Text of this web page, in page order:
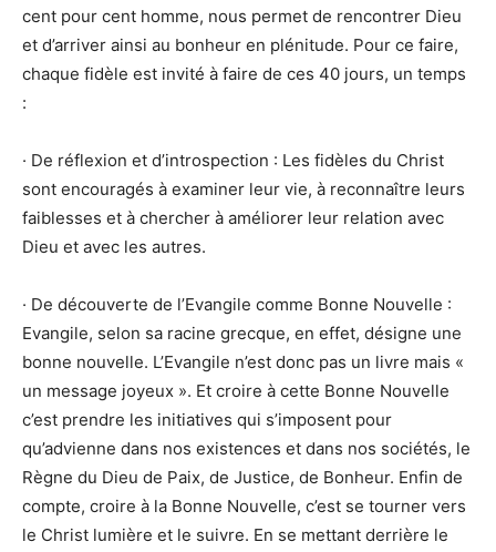
cent pour cent homme, nous permet de rencontrer Dieu
et d’arriver ainsi au bonheur en plénitude. Pour ce faire,
chaque fidèle est invité à faire de ces 40 jours, un temps
:
· De réflexion et d’introspection : Les fidèles du Christ
sont encouragés à examiner leur vie, à reconnaître leurs
faiblesses et à chercher à améliorer leur relation avec
Dieu et avec les autres.
· De découverte de l’Evangile comme Bonne Nouvelle :
Evangile, selon sa racine grecque, en effet, désigne une
bonne nouvelle. L’Evangile n’est donc pas un livre mais «
un message joyeux ». Et croire à cette Bonne Nouvelle
c’est prendre les initiatives qui s’imposent pour
qu’advienne dans nos existences et dans nos sociétés, le
Règne du Dieu de Paix, de Justice, de Bonheur. Enfin de
compte, croire à la Bonne Nouvelle, c’est se tourner vers
le Christ lumière et le suivre. En se mettant derrière le